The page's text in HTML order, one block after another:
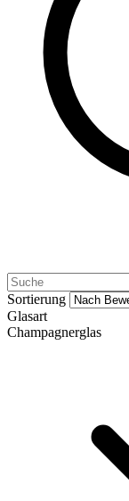
Sortierung
Glasart
Champagnerglas